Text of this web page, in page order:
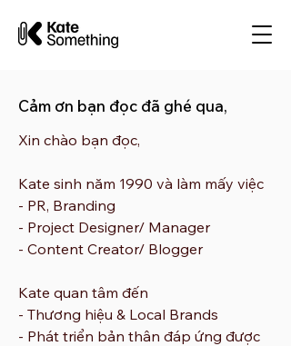
Cảm ơn bạn đọc đã ghé qua,
Xin chào bạn đọc,
Kate sinh năm 1990 và làm mấy việc
- PR, Branding
- Project Designer/ Manager
- Content Creator/ Blogger
Kate quan tâm đến
- Thương hiệu & Local Brands
- Phát triển bản thân đáp ứng được